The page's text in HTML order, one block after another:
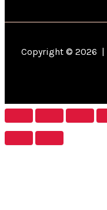
Copyright © 2026 |